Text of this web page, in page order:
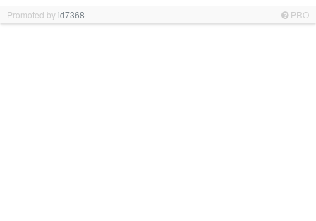
Promoted byid7368 PRO